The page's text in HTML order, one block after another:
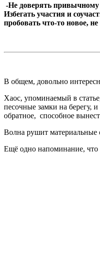
-Не доверять
Избегать участия и
пробовать что-то новое,
В общем, довольно
Хаос, упоминаемый в
песочные замки на берегу,
обратное, способное
Волна рушит материальные
Ещё одно напоминание, что